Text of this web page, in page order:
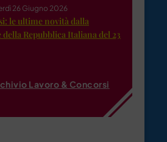
26 Giugno 2026
le ultime novità dalla
Repubblica Italiana del 23
Lavoro & Concorsi